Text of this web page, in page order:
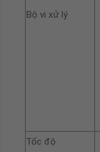
Bộ vi xử lý
Tốc độ